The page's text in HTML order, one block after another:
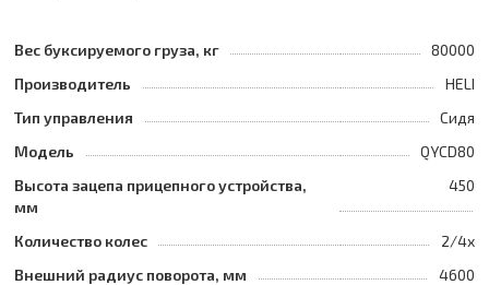
Вес буксируемого груза, кг
80000
Производитель
HELI
Тип управления
Сидя
Модель
QYCD80
Высота зацепа прицепного устройства,
мм
450
Количество колес
2/4x
Внешний радиус поворота, мм
4600